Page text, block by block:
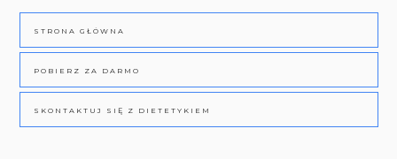
STRONA GŁÓWNA
POBIERZ ZA DARMO
SKONTAKTUJ SIĘ Z DIETETYKIEM